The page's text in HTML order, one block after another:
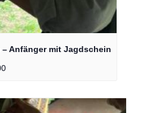
Anfänger mit Jagdschein